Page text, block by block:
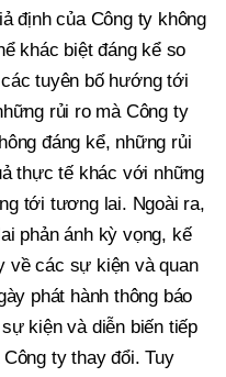
định của Công ty không
khác biệt đáng kể so
tuyên bố hướng tới
rủi ro mà Công ty
đáng kể, những rủi
thực tế khác với những
tới tương lai. Ngoài ra,
phản ánh kỳ vọng, kế
về các sự kiện và quan
phát hành thông báo
kiện và diễn biến tiếp
ty thay đổi. Tuy